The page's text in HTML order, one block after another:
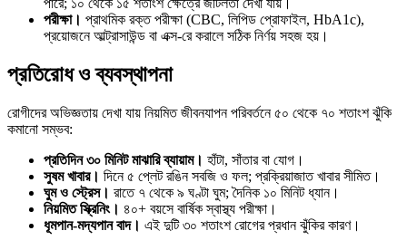
পারে; ১০ থেকে ১৫ শতাংশ ক্ষেত্রে জটিলতা দেখা যায়।
পরীক্ষা। প্রাথমিক রক্ত পরীক্ষা (CBC, লিপিড প্রোফাইল, HbA1c),
প্রয়োজনে আল্ট্রাসাউন্ড বা এক্স-রে করালে সঠিক নির্ণয় সহজ হয়।
প্রতিরোধ ও ব্যবস্থাপনা
রোগীদের অভিজ্ঞতায় দেখা যায় নিয়মিত জীবনযাপন পরিবর্তনে ৫০ থেকে ৭০ শতাংশ ঝুঁকি
কমানো সম্ভব:
প্রতিদিন ৩০ মিনিট মাঝারি ব্যায়াম। হাঁটা, সাঁতার বা যোগ।
সুষম খাবার। দিনে ৫ প্লেট রঙিন সবজি ও ফল; প্রক্রিয়াজাত খাবার সীমিত।
ঘুম ও স্ট্রেস। রাতে ৭ থেকে ৯ ঘণ্টা ঘুম; দৈনিক ১০ মিনিট ধ্যান।
নিয়মিত স্ক্রিনিং। ৪০+ বয়সে বার্ষিক স্বাস্থ্য পরীক্ষা।
ধূমপান-মদ্যপান বাদ। এই দুটি ৩০ শতাংশ রোগের প্রধান ঝুঁকির কারণ।